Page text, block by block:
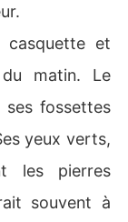
casquette et
matin. Le
ses fossettes
yeux verts,
les pierres
souvent à